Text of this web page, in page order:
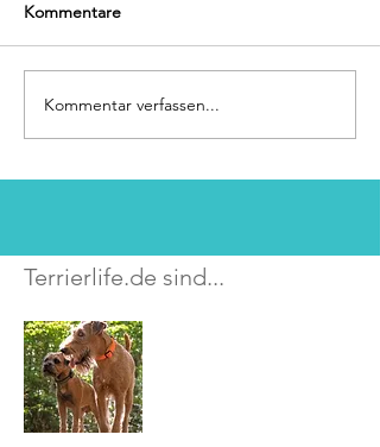
Kommentare
Kommentar verfassen...
Terrierlife.de sind...